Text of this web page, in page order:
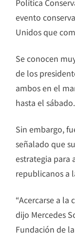
evento
Unidos que
Se conocen
de los
ambos en el
hasta el sábado.
Sin embargo,
señalado que
estrategia para
republicanos a
“Acercarse a
dijo Mercedes
Fundación de